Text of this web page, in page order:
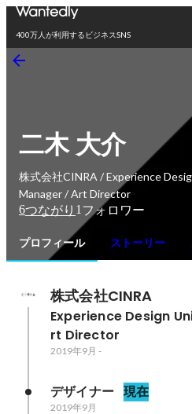
400万人が利用するビジネスSNS
二木 大介
株式会社CINRA / Experience
Manager / Art Director
6つながり 1 フォロワー
プロフィール ストーリー
株式会社CINRA
Experience Design
rt Director
2019年9月 -
デザイナー 現在
2019年9月